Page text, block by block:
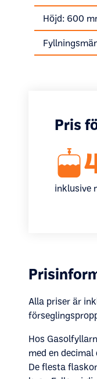
Höjd: 600
Pris
inklusive
Alla priser är
Hos
med en
De flesta